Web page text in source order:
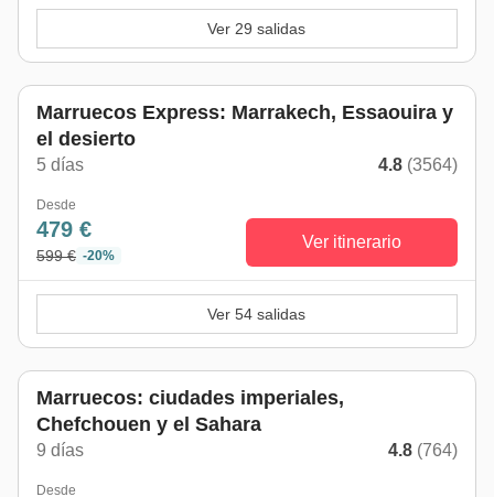
Ver 29 salidas
Marruecos Express: Marrakech, Essaouira y
el desierto
5 días 4.8 (3564)
Desde
479 €
599 € -20%
Ver itinerario
Ver 54 salidas
Marruecos: ciudades imperiales,
Chefchouen y el Sahara
9 días 4.8 (764)
Desde